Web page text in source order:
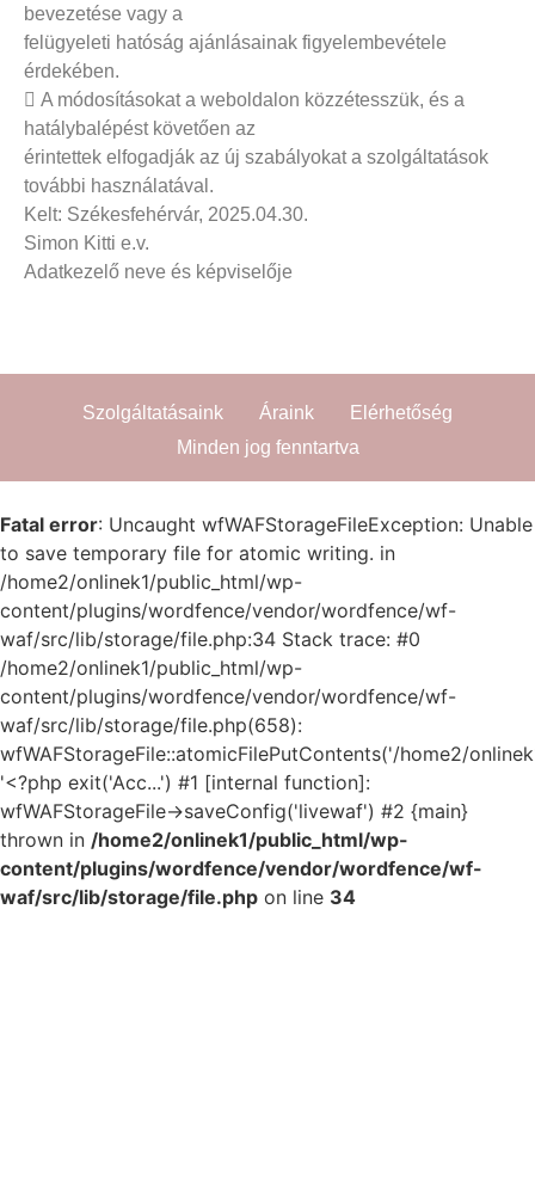
bevezetése vagy a
felügyeleti hatóság ajánlásainak figyelembevétele
érdekében.
 A módosításokat a weboldalon közzétesszük, és a
hatálybalépést követően az
érintettek elfogadják az új szabályokat a szolgáltatások
további használatával.
Kelt: Székesfehérvár, 2025.04.30.
Simon Kitti e.v.
Adatkezelő neve és képviselője
Szolgáltatásaink Áraink
Elérhetőség
Minden jog fenntartva
Fatal error: Uncaught wfWAFStorageFileException: Unable
to save temporary file for atomic writing. in
/home2/onlinek1/public_html/wp-
content/plugins/wordfence/vendor/wordfence/wf-
waf/src/lib/storage/file.php:34 Stack trace: #0
/home2/onlinek1/public_html/wp-
content/plugins/wordfence/vendor/wordfence/wf-
waf/src/lib/storage/file.php(658):
wfWAFStorageFile::atomicFilePutContents('/home2/
'<?php exit('Acc...') #1 [internal function]:
wfWAFStorageFile->saveConfig('livewaf') #2 {main}
thrown in /home2/onlinek1/public_html/wp-
content/plugins/wordfence/vendor/wordfence/wf-
waf/src/lib/storage/file.php on line 34